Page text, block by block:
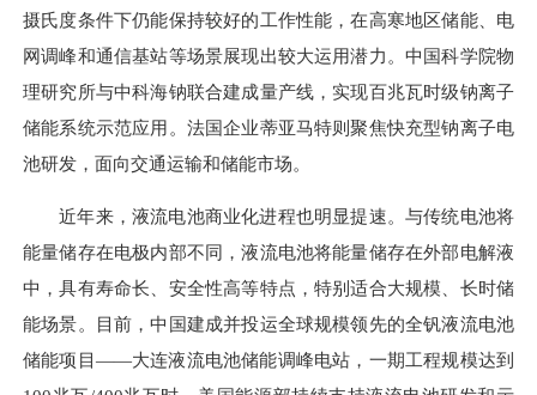
摄氏度条件下仍能保持较好的工作性能，在高寒地区储能、电
网调峰和通信基站等场景展现出较大运用潜力。中国科学院物
理研究所与中科海钠联合建成量产线，实现百兆瓦时级钠离子
储能系统示范应用。法国企业蒂亚马特则聚焦快充型钠离子电
池研发，面向交通运输和储能市场。
近年来，液流电池商业化进程也明显提速。与传统电池将
能量储存在电极内部不同，液流电池将能量储存在外部电解液
中，具有寿命长、安全性高等特点，特别适合大规模、长时储
能场景。目前，中国建成并投运全球规模领先的全钒液流电池
储能项目——大连液流电池储能调峰电站，一期工程规模达到